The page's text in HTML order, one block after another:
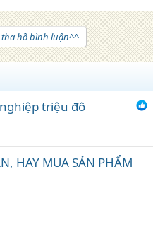
hồ bình luận^^
triệu đô
HAY MUA SẢN PHẨM